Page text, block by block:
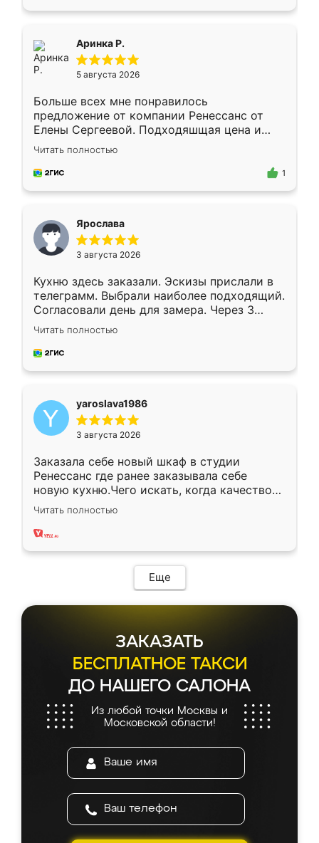
Аринка Р.
5 августа 2026
Больше всех мне понравилось
предложение от компании Ренессанс от
Елены Сергеевой. Подходяшщая цена и
короткие сроки изготовления. Приехавший
для замера сотрудник Владислав
предложил по моему эскизу самый
Читать полностью
1
Ярослава
3 августа 2026
Кухню здесь заказали. Эскизы прислали в
телеграмм. Выбрали наиболее подходящий.
Согласовали день для замера. Через 3
недели кухня была уже готова. Остались
довольны работой. Спасибо Ренессанс
мебель за качественную работу!
Читать полностью
yaroslava1986
3 августа 2026
Заказала себе новый шкаф в студии
Ренессанс где ранее заказывала себе
новую кухню.Чего искать, когда качеством
вполне довольна. Служит кухня уже почти
два года, нареканий нет.
Читать полностью
Еще
ЗАКАЗАТЬ
БЕСПЛАТНОЕ ТАКСИ
ДО НАШЕГО САЛОНА
Из любой точки Москвы и
Московской области!